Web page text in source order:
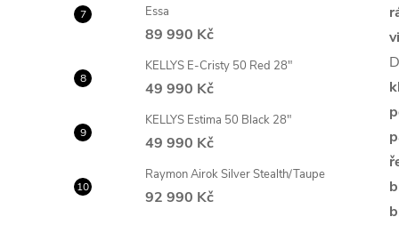
Essa
89 990 Kč
KELLYS E-Cristy 50 Red 28"
49 990 Kč
KELLYS Estima 50 Black 28"
49 990 Kč
Raymon Airok Silver Stealth/Taupe
92 990 Kč